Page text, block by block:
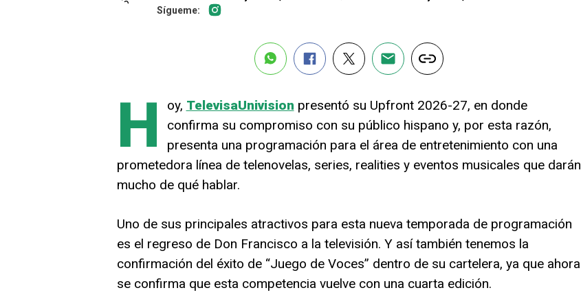
Sígueme:
H oy, TelevisaUnivision presentó su Upfront 2026-27, en donde
confirma su compromiso con su público hispano y, por esta razón,
presenta una programación para el área de entretenimiento con una
prometedora línea de telenovelas, series, realities y eventos musicales que darán
mucho de qué hablar.
Uno de sus principales atractivos para esta nueva temporada de programación
es el regreso de Don Francisco a la televisión. Y así también tenemos la
confirmación del éxito de “Juego de Voces” dentro de su cartelera, ya que ahora
se confirma que esta competencia vuelve con una cuarta edición.